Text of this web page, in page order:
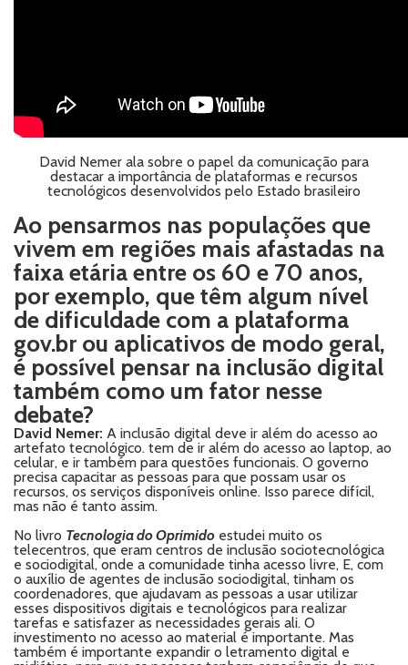
David Nemer ala sobre o papel da comunicação para
destacar a importância de plataformas e recursos
tecnológicos desenvolvidos pelo Estado brasileiro
Ao pensarmos nas populações que
vivem em regiões mais afastadas na
faixa etária entre os 60 e 70 anos,
por exemplo, que têm algum nível
de dificuldade com a plataforma
gov.br ou aplicativos de modo geral,
é possível pensar na inclusão digital
também como um fator nesse
debate?
David Nemer: A inclusão digital deve ir além do acesso ao
artefato tecnológico. tem de ir além do acesso ao laptop, ao
celular, e ir também para questões funcionais. O governo
precisa capacitar as pessoas para que possam usar os
recursos, os serviços disponíveis online. Isso parece difícil,
mas não é tanto assim.
No livro Tecnologia do Oprimido estudei muito os
telecentros, que eram centros de inclusão sociotecnológica
e sociodigital, onde a comunidade tinha acesso livre, E, com
o auxílio de agentes de inclusão sociodigital, tinham os
coordenadores, que ajudavam as pessoas a usar utilizar
esses dispositivos digitais e tecnológicos para realizar
tarefas e satisfazer as necessidades gerais ali. O
investimento no acesso ao material é importante. Mas
também é importante expandir o letramento digital e